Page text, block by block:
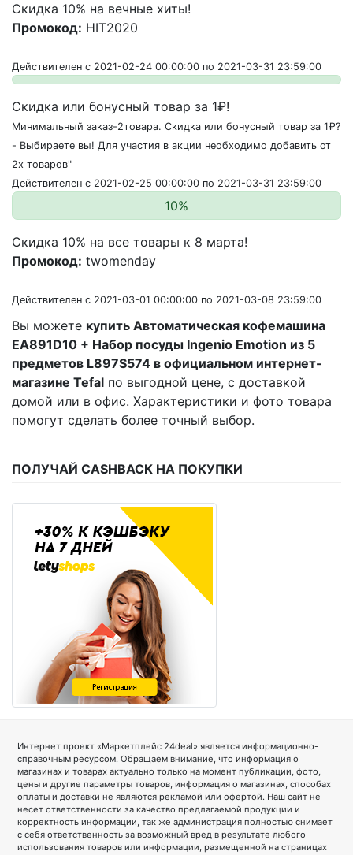
Скидка 10% на вечные хиты!
Промокод: HIT2020
Действителен с 2021-02-24 00:00:00 по 2021-03-31 23:59:00
Скидка или бонусный товар за 1₽!
Минимальный заказ-2товара. Скидка или бонусный товар за 1₽?
- Выбираете вы! Для участия в акции необходимо добавить от
2х товаров"
Действителен с 2021-02-25 00:00:00 по 2021-03-31 23:59:00
10%
Скидка 10% на все товары к 8 марта!
Промокод: twomenday
Действителен с 2021-03-01 00:00:00 по 2021-03-08 23:59:00
Вы можете купить Автоматическая кофемашина
EA891D10 + Набор посуды Ingenio Emotion из 5
предметов L897S574 в официальном интернет-
магазине Tefal по выгодной цене, с доставкой
домой или в офис. Характеристики и фото товара
помогут сделать более точный выбор.
ПОЛУЧАЙ CASHBACK НА ПОКУПКИ
Интернет проект «Маркетплейс 24deal» является информационно-
справочным ресурсом. Обращаем внимание, что информация о
магазинах и товарах актуально только на момент публикации, фото,
цены и другие параметры товаров, информация о магазинах, способах
оплаты и доставки не являются рекламой или офертой. Наш сайт не
несет ответственности за качество предлагаемой продукции и
корректность информации, так же администрация полностью снимает
с себя ответственность за возможный вред в результате любого
использования товаров или информации, размещенной на страницах